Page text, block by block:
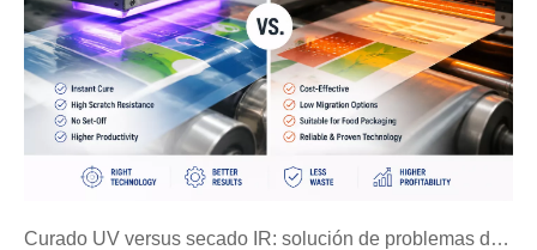
Curado UV versus secado IR: solución de problemas de tinta flexográfica en película